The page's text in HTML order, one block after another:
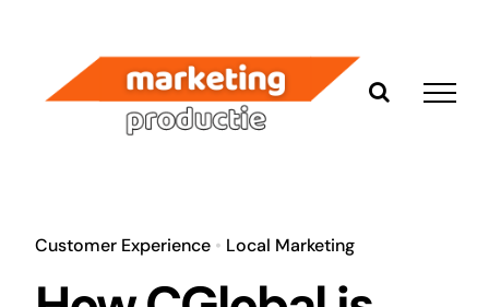
inhoud
Customer Experience• Local Marketing